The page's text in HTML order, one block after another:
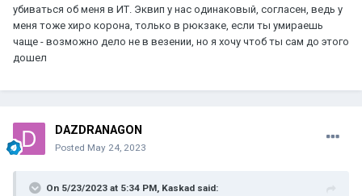
убиваться об меня в ИТ. Эквип у нас одинаковый, согласен, ведь у
меня тоже хиро корона, только в рюкзаке, если ты умираешь
чаще - возможно дело не в везении, но я хочу чтоб ты сам до этого
дошел
DAZDRANAGON
Posted May 24, 2023
On 5/23/2023 at 5:34 PM, Kaskad said: